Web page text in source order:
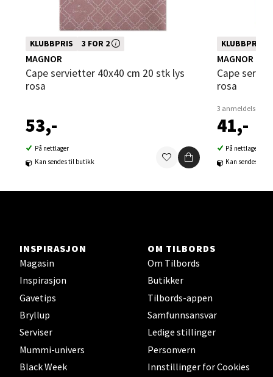
KLUBBPRIS 3 FOR 2
Denne varen inngår i vår 3 for 2 kampanje. Vi
MAGNOR
Cape servietter 40x40 cm 20 stk lys
rosa
53,-
På nettlager
Kan sendes til butikk
KLUBBPRIS
Denne varen
MAGNOR
Cape servietter 33x33 cm 20 stk lys
rosa
3 anmeldelser
41,-
På nettlager
Kan sendes til
INSPIRASJON
Magasin
Inspirasjon
Gavetips
Bryllup
Serviser
Mummi-univers
Black Week
OM TILBORDS
Om Tilbords
Butikker
Tilbords-appen
Samfunnsansvar
Ledige stillinger
Personvern
Innstillinger for Cookies
2 i butikk
Velg
Steinkjer - Thon Senter Steinkjer
Sjøfartsgata 2, 7714 Steinkjer
Åpent i dag 10-20
Leirvik - Stord
Torgbakken 2, 5401 Stord
Åpent i dag 10-17
Velg